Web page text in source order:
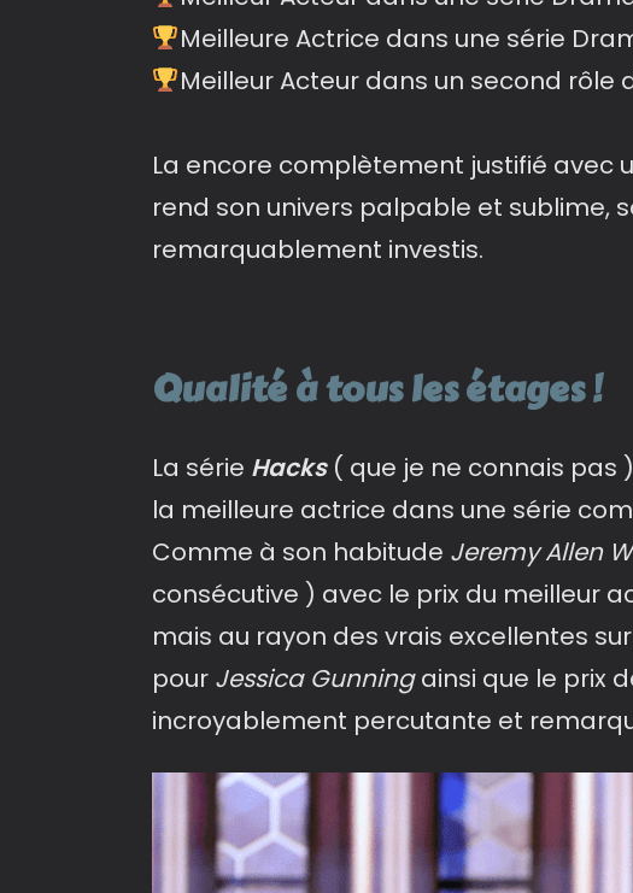
Meilleure Actrice dans une série
Meilleur Acteur dans un second rôle
La encore complètement justifié avec
rend son univers palpable et sublime,
remarquablement investis.
Qualité à tous les étages !
La série Hacks( que je ne connais pas
la meilleure actrice dans une série
Comme à son habitude Jeremy Allen
consécutive ) avec le prix du meilleur
mais au rayon des vrais excellentes
pour Jessica Gunningainsi que le prix
incroyablement percutante et